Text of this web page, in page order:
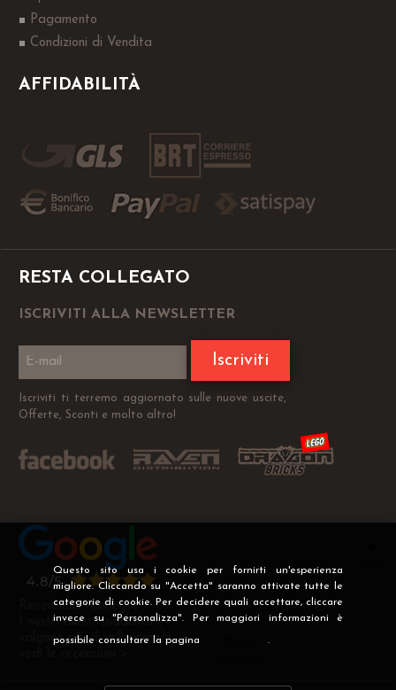
Questo sito usa i cookie per fornirti un'esperienza
migliore. Cliccando su "Accetta" saranno attivate tutte le
categorie di cookie. Per decidere quali accettare, cliccare
invece su "Personalizza". Per maggiori informazioni è
possibile consultare la pagina .
Pagamento
Condizioni di Vendita
AFFIDABILITÀ
RESTA COLLEGATO
ISCRIVITI ALLA NEWSLETTER
Iscriviti
Iscriviti ti terremo aggiornato sulle nuove uscite,
Offerte, Sconti e molto altro!
Recensioni Verificate
I nostri clienti soddisfatti
valgono più di mille parole